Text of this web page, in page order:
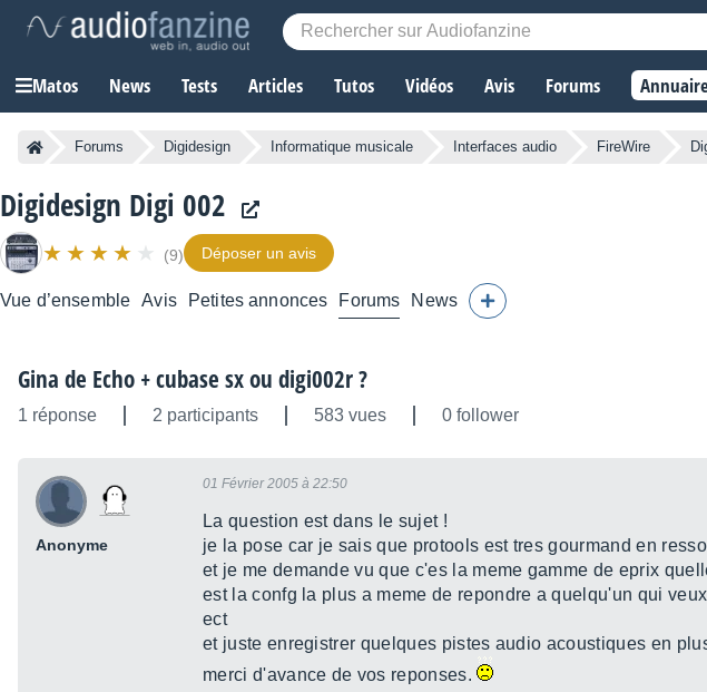
Matos News Tests Articles Tutos Vidéos Avis Forums
Forums Digidesign Informatique musicale Interfaces audio FireWire
Digidesign Digi 002
(9) Déposer un avis
Vue d’ensemble Avis Petites annonces Forums News
Gina de Echo + cubase sx ou digi002r ?
1 réponse 2 participants 583 vues 0 follower
Anonyme
01 Février 2005 à 22:50
La question est dans le sujet !
je la pose car je sais que protools est tres gourmand en
et je me demande vu que c'es la meme gamme de eprix
est la confg la plus a meme de repondre a quelqu'un qui
ect
et juste enregistrer quelques pistes audio acoustiques en
merci d'avance de vos reponses.